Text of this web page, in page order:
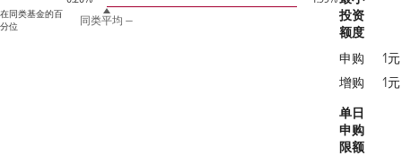
在同类基金的百
分位
同类平均 —
投资
额度
申购
1元
增购
1元
单日
申购
限额